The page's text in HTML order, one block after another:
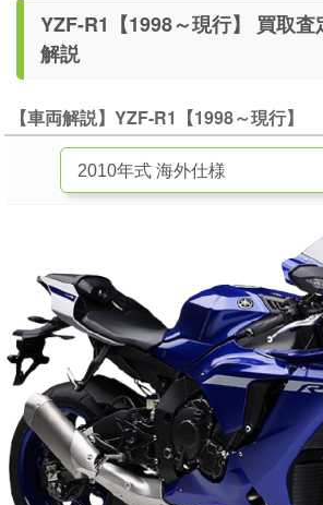
YZF-R1【1998～現行】 買取査定に役立つ車両
解説
【車両解説】YZF-R1【1998～現行】